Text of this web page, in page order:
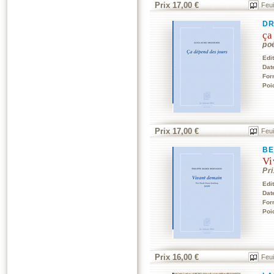
Prix 17,00 €
Prix 17,00 €
Prix 16,00 €